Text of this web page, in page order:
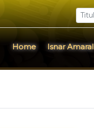
Home Isnar Amaral